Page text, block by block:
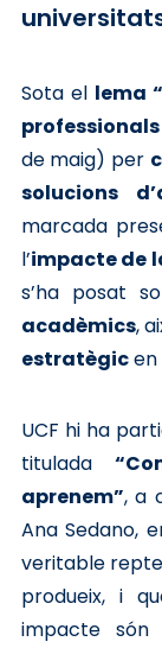
Sota el lema
professionals
de maig) per
solucions
marcada
l’impacte de
s’ha posat
acadèmics,
estratègicen
UCF hi ha
titulada
aprenem”, a
Ana Sedano,
veritable
produeix, i
impacte són